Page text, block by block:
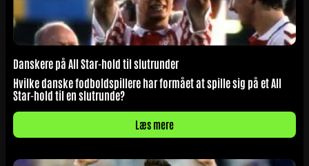
Danskere på All Star-hold til slutrunder
Hvilke danske fodboldspillere har formået at spille sig på et All
Star-hold til en slutrunde?
Læs mere